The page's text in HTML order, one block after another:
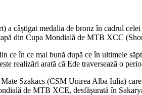
câștigat medalia de bronz în cadrul
din Cupa Mondială de MTB XCC
ce în ce mai bună după ce în ultimele
realizări arată că Ede traversează o
Szakacs (CSM Unirea Alba Iulia)
de MTB XCE, desfășurată în